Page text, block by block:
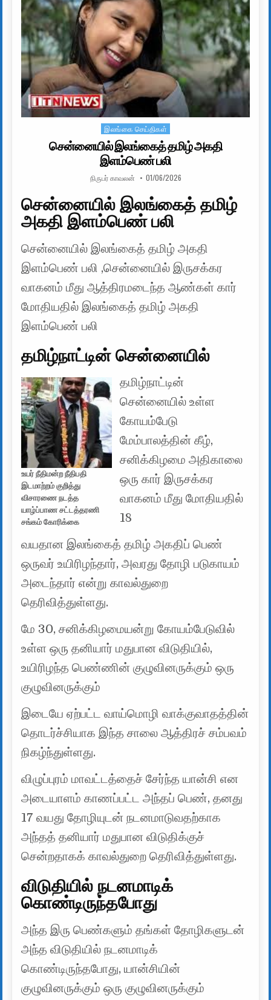
Posted in
இலங்கை செய்திகள்
சென்னையில் இலங்கைத் தமிழ் அகதி
இளம்பெண் பலி
AUTHOR:
நிருபர் காவலன் PUBLISHED DATE:
01/06/2026
சென்னையில் இலங்கைத் தமிழ்
அகதி இளம்பெண் பலி
சென்னையில் இலங்கைத் தமிழ் அகதி
இளம்பெண் பலி ,சென்னையில் இருசக்கர
வாகனம் மீது ஆத்திரமடைந்த ஆண்கள் கார்
மோதியதில் இலங்கைத் தமிழ் அகதி
இளம்பெண் பலி
தமிழ்நாட்டின் சென்னையில்
உயர் நீதிமன்ற நீதிபதி
இடமாற்றம் குறித்து
விசாரணை நடத்த
யாழ்ப்பாண சட்டத்தரணி
சங்கம் கோரிக்கை
தமிழ்நாட்டின்
சென்னையில் உள்ள
கோயம்பேடு
மேம்பாலத்தின் கீழ்,
சனிக்கிழமை அதிகாலை
ஒரு கார் இருசக்கர
வாகனம் மீது மோதியதில்
18
வயதான இலங்கைத் தமிழ் அகதிப் பெண்
ஒருவர் உயிரிழந்தார், அவரது தோழி படுகாயம்
அடைந்தார் என்று காவல்துறை
தெரிவித்துள்ளது.
மே 30, சனிக்கிழமையன்று கோயம்பேடுவில்
உள்ள ஒரு தனியார் மதுபான விடுதியில்,
உயிரிழந்த பெண்ணின் குழுவினருக்கும் ஒரு
குழுவினருக்கும்
இடையே ஏற்பட்ட வாய்மொழி வாக்குவாதத்தின்
தொடர்ச்சியாக இந்த சாலை ஆத்திரச் சம்பவம்
நிகழ்ந்துள்ளது.
விழுப்புரம் மாவட்டத்தைச் சேர்ந்த யான்சி என
அடையாளம் காணப்பட்ட அந்தப் பெண், தனது
17 வயது தோழியுடன் நடனமாடுவதற்காக
அந்தத் தனியார் மதுபான விடுதிக்குச்
சென்றதாகக் காவல்துறை தெரிவித்துள்ளது.
விடுதியில் நடனமாடிக்
கொண்டிருந்தபோது
அந்த இரு பெண்களும் தங்கள் தோழிகளுடன்
அந்த விடுதியில் நடனமாடிக்
கொண்டிருந்தபோது, ​​யான்சியின்
குழுவினருக்கும் ஒரு குழுவினருக்கும்